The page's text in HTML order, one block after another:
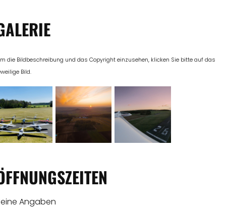
die Bildbeschreibung und das Copyright einzusehen, klicken Sie bitte auf das
Bild.
Angaben